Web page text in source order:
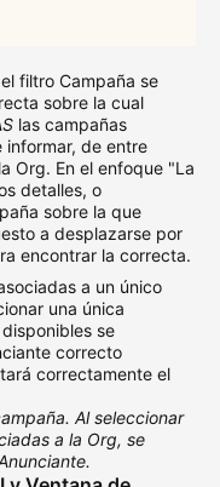
filtro Campaña se
sobre la cual
las campañas
informar, de entre
Org. En el enfoque "La
detalles, o
sobre la que
a desplazarse por
encontrar la correcta.
a un único
una única
se
correcto
correctamente el
Al seleccionar
a la Org, se